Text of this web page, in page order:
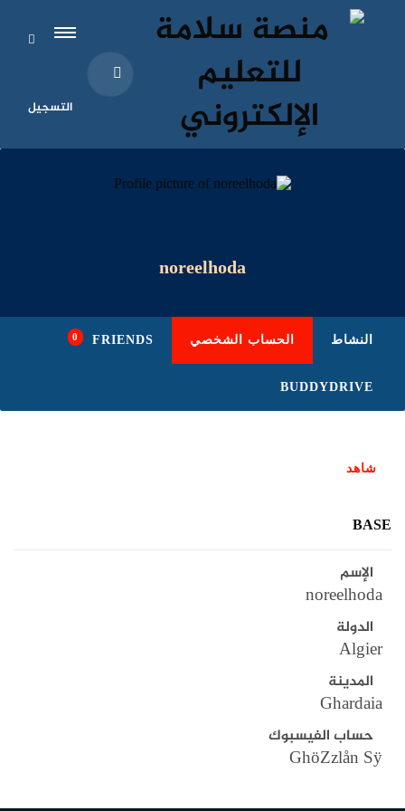
التسجيل
noreelhoda
النشاط الحساب الشخصي FRIENDS
0
BUDDYDRIVE
شاهد
BASE
الإسم
noreelhoda
الدولة
Algier
المدينة
Ghardaia
حساب الفيسبوك
GhöZzlån Sÿ